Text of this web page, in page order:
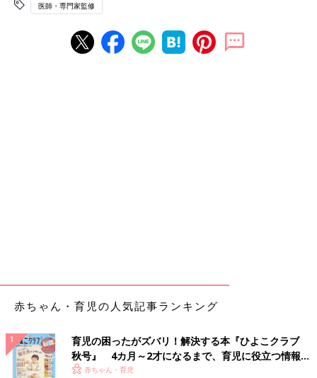
医師・専門家監修
赤ちゃん・育児の人気記事ランキング
育児の困ったがズバリ！解決する本『ひよこクラブ
秋号』 4カ月～2才になるまで、育児に役立つ情報が
いっぱい！
赤ちゃん・育児